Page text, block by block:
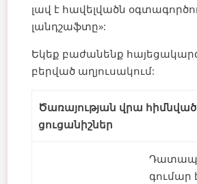
լավ է հավելվածն
լանդշաֆտը»:
Եկեք բաժանենք
բերված աղյուսակում:
Ծառայության վրա հիմնված
ցուցանիշներ
գումար